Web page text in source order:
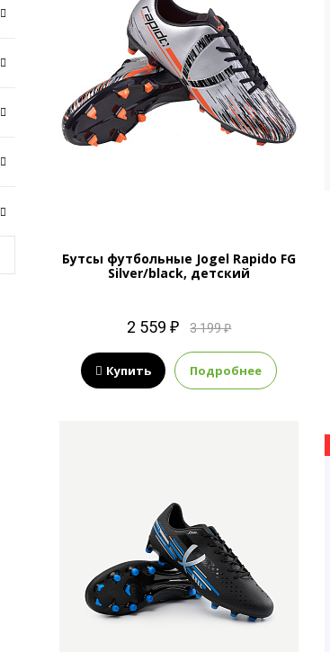
Бутсы футбольные Jogel Rapido FG
Silver/black, детский
2 559 ₽ 3 199 ₽
Купить Подробнее